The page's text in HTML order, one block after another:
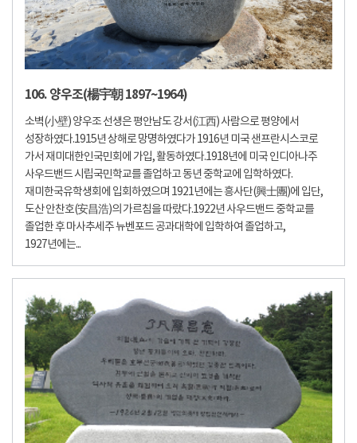
106. 양우조(楊宇朝 1897~1964)
소벽(小壁) 양우조 선생은 평안남도 강서(江西) 사람으로 평양에서
성장하였다.1915년 상해로 망명하였다가 1916년 미국 샌프란시스코로
가서 재미대한인국민회에 가입, 활동하였다.1918년에 미국 인디아나주
사우드밴드 시립국민학교를 졸업하고 동년 중학교에 입학하였다.
재미한국유학생회에 입회하였으며 1921년에는 흥사단(興士團)에 입단,
도산 안찬호(安昌浩)의 가르침을 따랐다.1922년 사우드밴드 중학교를
졸업한 후 마사추세주 뉴벤포드 공과대학에 입학하여 졸업하고,
1927년에는...